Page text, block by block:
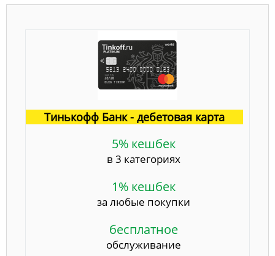
Тинькофф Банк - дебетовая карта
5% кешбек
в 3 категориях
1% кешбек
за любые покупки
бесплатное
обслуживание